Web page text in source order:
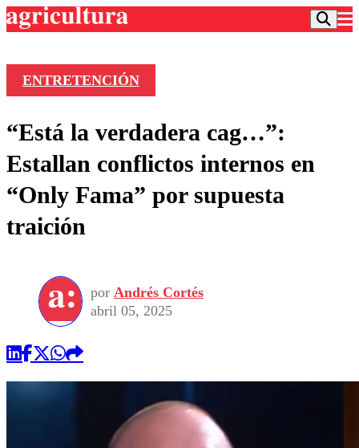
Frecuencias
Agricultura TV
Deportes
Colo Colo
Torneo Internacional
Torneo Nacional
Entretención
Internacional
Nacional
Programas
Comercial
ENTRETENCIÓN
“Está la verdadera cag…”:
Estallan conflictos internos en
“Only Fama” por supuesta
traición
por Andrés Cortés
abril 05, 2025